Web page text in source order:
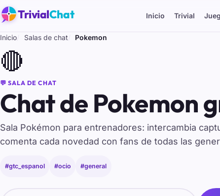
TrivialChat Inicio Trivial
Inicio Salas de chat Pokemon
🔴
💬 SALA DE CHAT
Chat de Pokemon
Sala Pokémon para entrenadores: intercambia
comenta cada novedad con fans de todas las
#gtc_espanol #ocio #general